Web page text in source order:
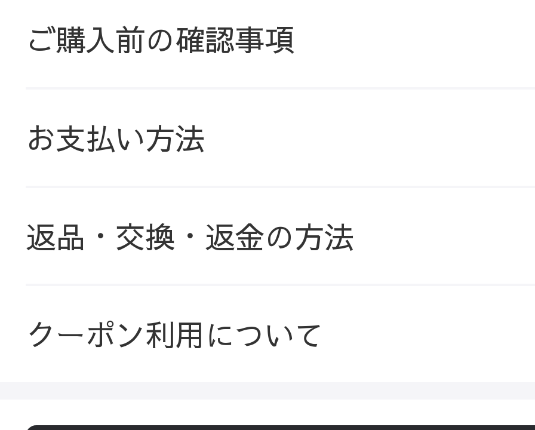
ご購入前の確認事項
お支払い方法
返品・交換・返金の方法
クーポン利用について